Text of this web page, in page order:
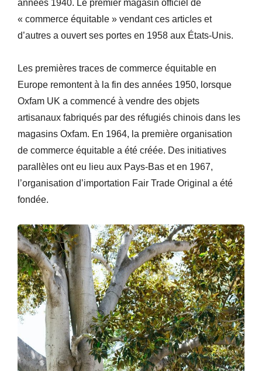
années 1940. Le premier magasin officiel de
« commerce équitable » vendant ces articles et
d’autres a ouvert ses portes en 1958 aux États-Unis.
Les premières traces de commerce équitable en
Europe remontent à la fin des années 1950, lorsque
Oxfam UK a commencé à vendre des objets
artisanaux fabriqués par des réfugiés chinois dans les
magasins Oxfam. En 1964, la première organisation
de commerce équitable a été créée. Des initiatives
parallèles ont eu lieu aux Pays-Bas et en 1967,
l’organisation d’importation Fair Trade Original a été
fondée.